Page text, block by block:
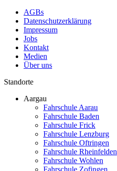
AGBs
Datenschutzerklärung
Impressum
Jobs
Kontakt
Medien
Über uns
Standorte
Aargau
Fahrschule Aarau
Fahrschule Baden
Fahrschule Frick
Fahrschule Lenzburg
Fahrschule Oftringen
Fahrschule Rheinfelden
Fahrschule Wohlen
Fahrschule Zofingen